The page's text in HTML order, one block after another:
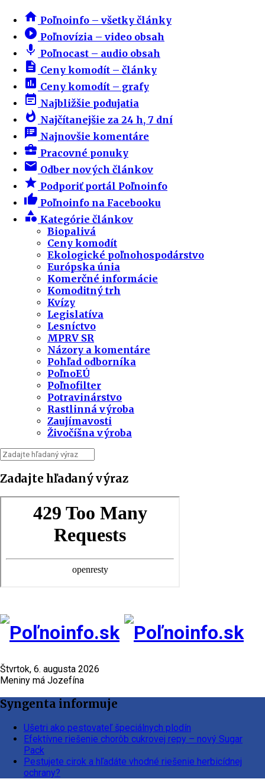
home Poľnoinfo – všetky články
play_circle_filled Poľnovízia – video obsah
mic Poľnocast – audio obsah
description Ceny komodít – články
insert_chart Ceny komodít – grafy
event_note Najbližšie podujatia
whatshot Najčítanejšie za 24 h, 7 dní
speaker_notes Najnovšie komentáre
business_center Pracovné ponuky
email Odber nových článkov
star Podporiť portál Poľnoinfo
thumb_up Poľnoinfo na Facebooku
category Kategórie článkov
Biopalivá
Ceny komodít
Ekologické poľnohospodárstvo
Európska únia
Komerčné informácie
Komoditný trh
Kvízy
Legislatíva
Lesníctvo
MPRV SR
Názory a komentáre
Pohľad odborníka
PoľnoEÚ
Poľnofilter
Potravinárstvo
Rastlinná výroba
Zaujímavosti
Živočíšna výroba
Zadajte hľadaný výraz
Štvrtok, 6. augusta 2026
Meniny má Jozefína
Syngenta informuje
Ušetri ako pestovateľ špeciálnych plodín
Efektívne riešenie chorôb cukrovej repy – nový Sugar
Pack
Pestujete cirok a hľadáte vhodné riešenie herbicídnej
ochrany?